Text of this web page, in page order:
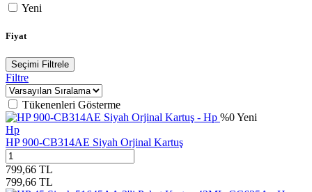
Yeni
Fiyat
Seçimi Filtrele
Filtre
Tükenenleri Gösterme
%0Yeni
Hp
HP 900-CB314AE Siyah Orjinal Kartuş
799,66 TL
799,66 TL